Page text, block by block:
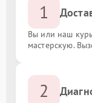
1
Вы или наш
мастерскую.
2